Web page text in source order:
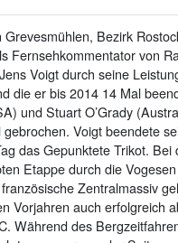
Bezirk
Fernsehkommentator von
Voigt durch seine
die er bis 2014 14 Mal
und Stuart O’Grady
Voigt beendete
das Gepunktete Trikot.
Etappe durch die
Zentralmassiv
Vorjahren auch erfolgreich
Während des